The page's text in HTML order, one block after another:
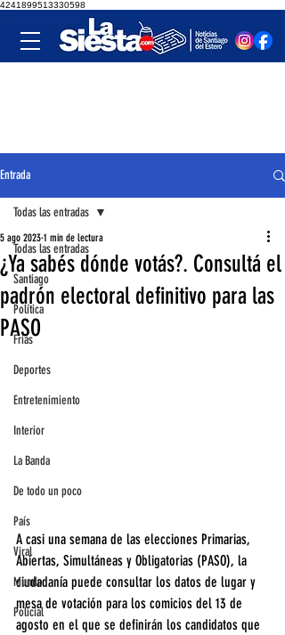
4241899513330598
Entrada
Todas las entradas
Santiago
Política
Frías
Deportes
Entretenimiento
Interior
La Banda
De todo un poco
País
Viral
Mundo
Policial
Todas las entradas
¿Ya sabés dónde votás?. Consultá el
padrón electoral definitivo para las
PASO
5 ago 2023 1 min de lectura
A casi una semana de las elecciones Primarias,
Abiertas, Simultáneas y Obligatorias (PASO), la
ciudadanía puede consultar los datos de lugar y
mesa de votación para los comicios del 13 de
agosto en el que se definirán los candidatos que